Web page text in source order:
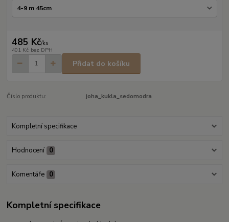
485 Kč/ks
401 Kč bez DPH
Přidat do košíku
Číslo produktu: joha_kukla_sedomodra
Kompletní specifikace
Hodnocení 0
Komentáře 0
Kompletní specifikace